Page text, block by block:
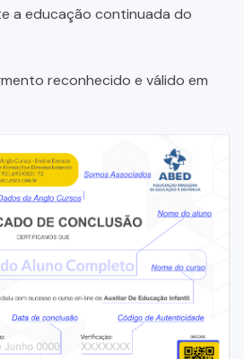
a educação continuada do
reconhecido e válido em